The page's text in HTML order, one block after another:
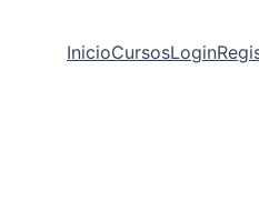
InicioCursosLogin